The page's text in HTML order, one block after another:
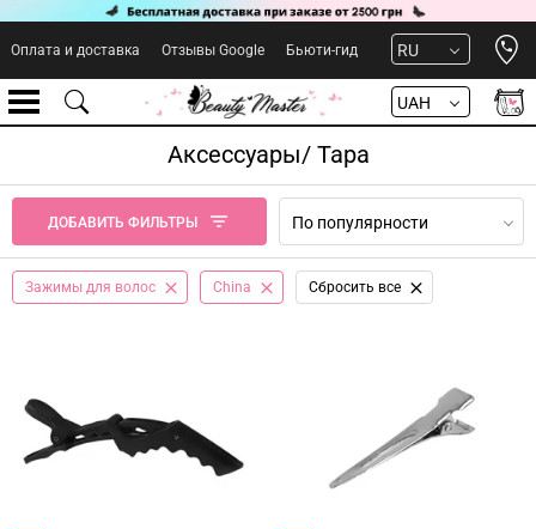
Оплата и доставка Отзывы Google Бьюти-гид RU
UAH
Аксессуары/ Тара
ДОБАВИТЬ ФИЛЬТРЫ По популярности
Зажимы для волос China Сбросить все